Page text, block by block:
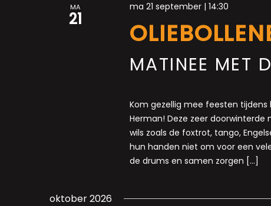
MA
21
ma 21 september | 14:30
MATINEE MET
Kom gezellig mee feesten tijdens
Herman! Deze zeer doorwinterde
wils zoals de foxtrot, tango,
hun handen niet om voor een
de drums en samen zorgen […]
oktober 2026